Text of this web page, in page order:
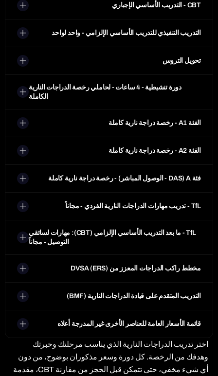
CBT - التدريب الأساسي الإجباري
التدريب التنفيذي للتدريب الأساسي الإلزامي - واحد لواحد
تحويل التروس
دورة تنشيطية - 4 ساعات - لحاملي رخصة الدراجات النارية
الكاملة
الفئة A1 - رخصة دراجة نارية كاملة
الفئة A2 - رخصة دراجة نارية كاملة
فئة A (DAS - الوصول المباشر) - رخصة دراجة نارية كاملة
TfL - تدريب مهارات الدراجات النارية الفردي - مجاناً
TfL - ما بعد التدريب الأساسي الإلزامي (CBT): مهارات لسائقي
التوصيل - مجاناً
مخطط راكب الدراجات المعزز من DVSA (ERS)
التدريب المتقدم على قيادة الدراجات النارية (BMF)
قائمة الأسعار العامة للعناصر الأخرى غير المدرجة أعلاه
اختر تدريب الدراجات النارية الذي يناسب مرحلتك وخبرتك
وهدفك من الرخصة. كل دورة وسعر مذكوران بوضوح، من دون
أي شيء مخفي، حتى تتمكن قبل الحجز من مقارنة CBT، مقدمة